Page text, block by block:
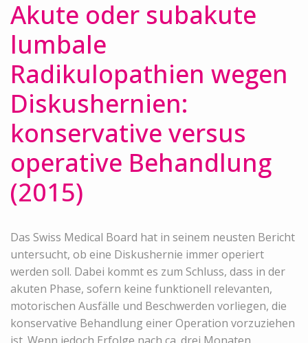
Akute oder subakute
lumbale
Radikulopathien wegen
Diskushernien:
konservative versus
operative Behandlung
(2015)
Das Swiss Medical Board hat in seinem neusten Bericht
untersucht, ob eine Diskushernie immer operiert
werden soll. Dabei kommt es zum Schluss, dass in der
akuten Phase, sofern keine funktionell relevanten,
motorischen Ausfälle und Beschwerden vorliegen, die
konservative Behandlung einer Operation vorzuziehen